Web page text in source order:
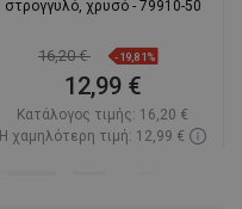
στρογγυλό, χρυσό - 79910-50
16,20 € -19,81%
12,99 €
Κατάλογος τιμής: 16,20 €
Η χαμηλότερη τιμή: 12,99 €